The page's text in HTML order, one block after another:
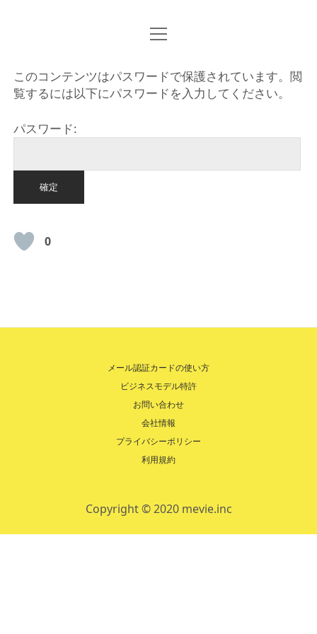
HOME
o
p
m
n
このコンテンツはパスワードで保護されています。閲
覧するには以下にパスワードを入力してください。
パスワード:
0
メール認証カードの使い方
ビジネスモデル特許
お問い合わせ
会社情報
プライバシーポリシー
利用規約
Copyright © 2020 mevie.inc